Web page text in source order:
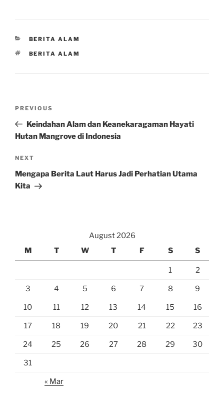
CATEGORIES
BERITA ALAM
TAGS
BERITA ALAM
Previous
Post
PREVIOUS
Keindahan Alam dan Keanekaragaman Hayati
Hutan Mangrove di Indonesia
Next
Post
NEXT
Mengapa Berita Laut Harus Jadi Perhatian Utama
Kita
August 2026
M
T W T F S S
1 2
3 4 5 6 7 8 9
10 11 12 13 14 15 16
17 18 19 20 21 22 23
24 25 26 27 28 29 30
31
« Mar